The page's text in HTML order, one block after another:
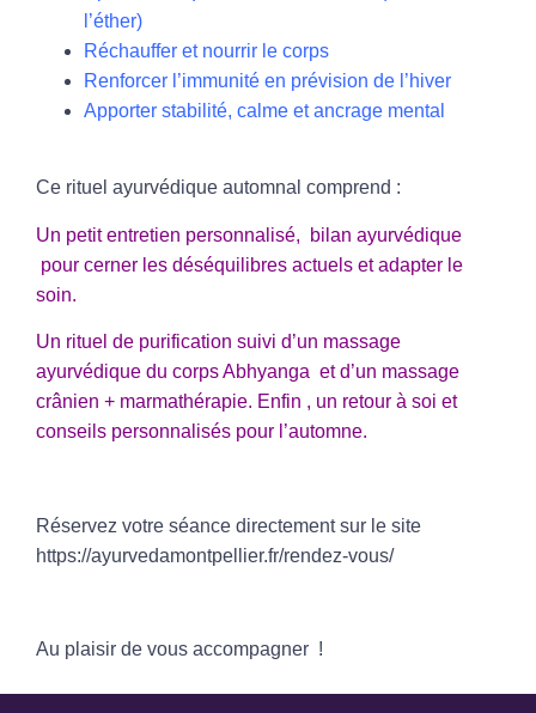
l’éther)
Réchauffer et nourrir le corps
Renforcer l’immunité en prévision de l’hiver
Apporter stabilité, calme et ancrage mental
Ce rituel ayurvédique automnal comprend :
Un petit entretien personnalisé, bilan ayurvédique
pour cerner les déséquilibres actuels et adapter le
soin.
Un rituel de purification suivi d’un massage
ayurvédique du corps Abhyanga etd’un massage
crânien + marmathérapie. Enfin , un retour à soi et
conseils personnalisés pour l’automne.
Réservez votre séance directement sur le site
https://ayurvedamontpellier.fr/rendez-vous/
Au plaisir de vous accompagner !